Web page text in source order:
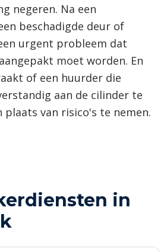
negeren. Na een
beschadigde deur of
urgent probleem dat
moet worden. En
of een huurder die
aan de cilinder te
plaats van risico's te nemen.
in